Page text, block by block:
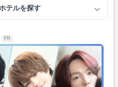
テルを探す
PR